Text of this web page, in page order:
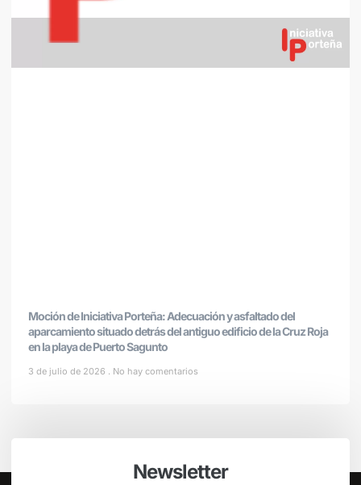
Moción de Iniciativa Porteña: Adecuación y asfaltado del
aparcamiento situado detrás del antiguo edificio de la Cruz Roja
en la playa de Puerto Sagunto
3 de julio de 2026 No hay comentarios
Newsletter